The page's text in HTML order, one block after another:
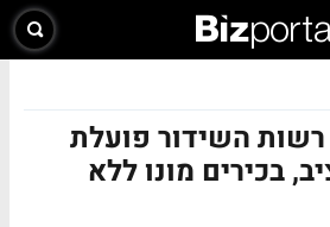
השידור פועלת
בכירים מונו ללא